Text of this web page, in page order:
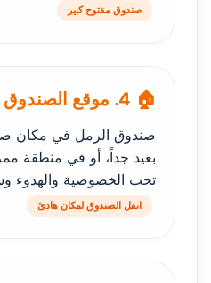
صندوق مفتوح كبير
🏠 4. موقع الصندوق غير مناسب
صندوق الرمل في مكان
بعيد جداً، أو في منطقة
تحب الخصوصية والهدوء
انقل الصندوق لمكان هادئ